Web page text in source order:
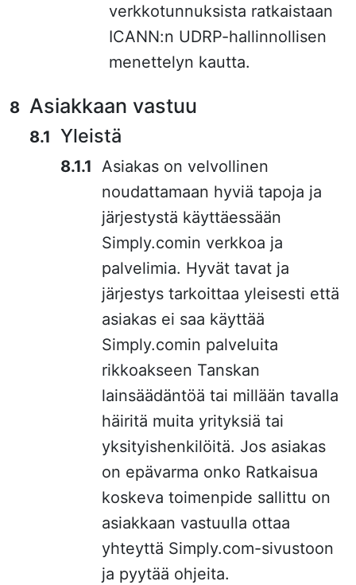
verkkotunnuksista ratkaistaan
ICANN:n UDRP-hallinnollisen
menettelyn kautta.
Asiakkaan vastuu
Yleistä
Asiakas on velvollinen
noudattamaan hyviä tapoja ja
järjestystä käyttäessään
Simply.comin verkkoa ja
palvelimia. Hyvät tavat ja
järjestys tarkoittaa yleisesti että
asiakas ei saa käyttää
Simply.comin palveluita
rikkoakseen Tanskan
lainsäädäntöä tai millään tavalla
häiritä muita yrityksiä tai
yksityishenkilöitä. Jos asiakas
on epävarma onko Ratkaisua
koskeva toimenpide sallittu on
asiakkaan vastuulla ottaa
yhteyttä Simply.com-sivustoon
ja pyytää ohjeita.